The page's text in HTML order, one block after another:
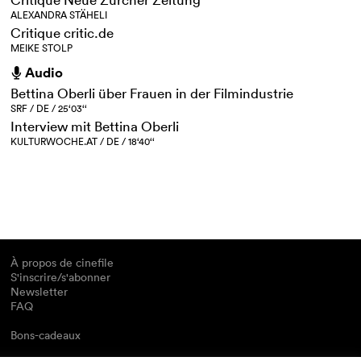
ALEXANDRA STÄHELI
Critique critic.de
MEIKE STOLP
h Audio
Bettina Oberli über Frauen in der Filmindustrie
SRF / DE / 25‘03‘‘
Interview mit Bettina Oberli
KULTURWOCHE.AT / DE / 18‘40‘‘
À propos de cinefile
S'inscrire/s'abonner
Newsletter
FAQ
Bons-cadeaux